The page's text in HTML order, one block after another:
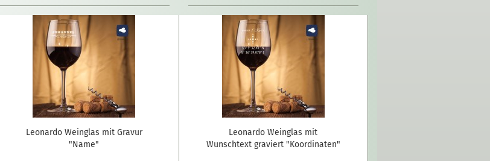
Leonardo Weinglas mit Gravur
"Name"
Leonardo Weinglas mit
Wunschtext graviert "Koordinaten"